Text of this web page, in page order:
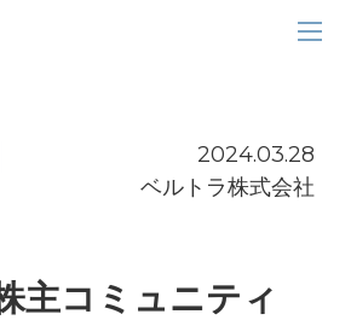
2024.03.28
ベルトラ株式会社
主コミュニティ